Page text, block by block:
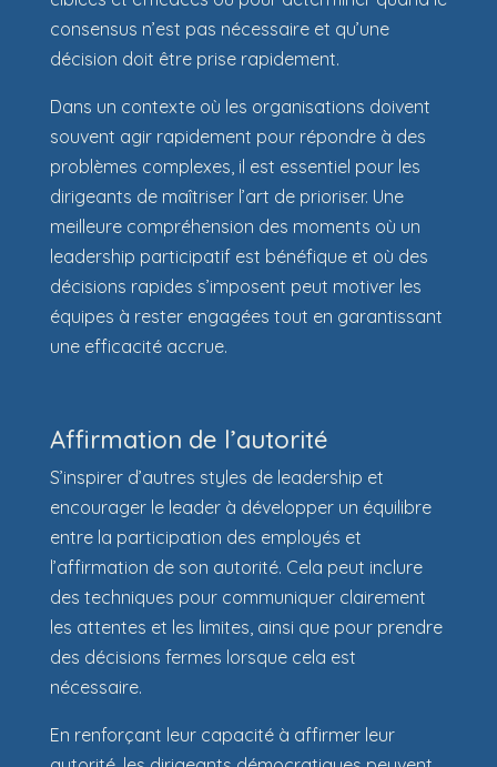
consensus n’est pas nécessaire et qu’une
décision doit être prise rapidement.
Dans un contexte où les organisations doivent
souvent agir rapidement pour répondre à des
problèmes complexes, il est essentiel pour les
dirigeants de maîtriser l’art de prioriser. Une
meilleure compréhension des moments où un
leadership participatif est bénéfique et où des
décisions rapides s’imposent peut motiver les
équipes à rester engagées tout en garantissant
une efficacité accrue.
Affirmation de l’autorité
S’inspirer d’autres styles de leadership et
encourager le leader à développer un équilibre
entre la participation des employés et
l’affirmation de son autorité. Cela peut inclure
des techniques pour communiquer clairement
les attentes et les limites, ainsi que pour prendre
des décisions fermes lorsque cela est
nécessaire.
En renforçant leur capacité à affirmer leur